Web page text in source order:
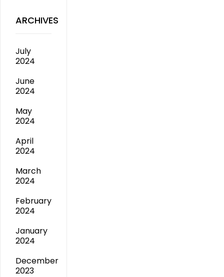
ARCHIVES
July
2024
June
2024
May
2024
April
2024
March
2024
February
2024
January
2024
December
2023